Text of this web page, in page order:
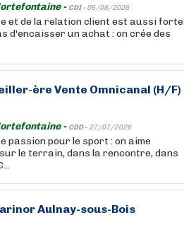
- CDI - 05/08/2026
et de la relation client est aussi forte
d'encaisser un achat : on crée des
ère Vente Omnicanal (H/F)
- CDD - 27/07/2026
passion pour le sport : on aime
le terrain, dans la rencontre, dans
Aulnay-sous-Bois